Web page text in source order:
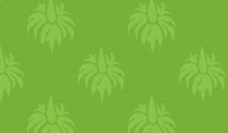
előzőhöz képest.
emberi ösztön
vissza. Ismét